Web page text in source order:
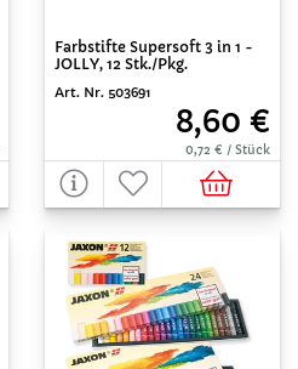
Farbstifte Supersoft 3 in 1 -
JOLLY, 12 Stk./Pkg.
Art. Nr. 503691
8,60 €
0,72 € / Stück